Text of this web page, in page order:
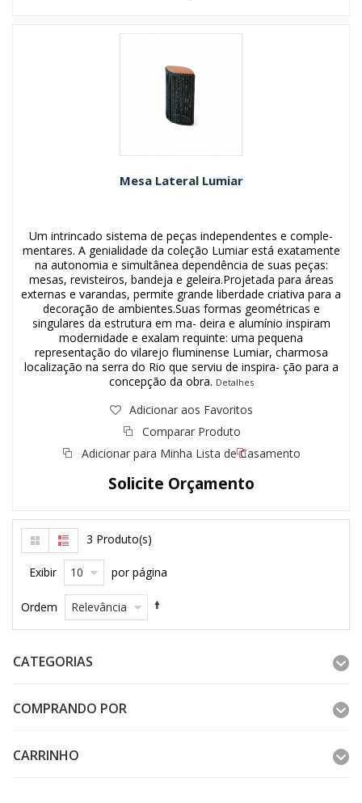
Mesa Lateral Lumiar
Um intrincado sistema de peças independentes e comple-
mentares. A genialidade da coleção Lumiar está exatamente
na autonomia e simultânea dependência de suas peças:
mesas, revisteiros, bandeja e geleira.Projetada para áreas
externas e varandas, permite grande liberdade criativa para a
decoração de ambientes.Suas formas geométricas e
singulares da estrutura em ma- deira e alumínio inspiram
modernidade e exalam requinte: uma pequena
representação do vilarejo fluminense Lumiar, charmosa
localização na serra do Rio que serviu de inspira- ção para a
concepção da obra. Detalhes
Adicionar aos Favoritos
Comparar Produto
Adicionar para Minha Lista de Casamento
Solicite Orçamento
3 Produto(s)
Exibir 10 por página
Ordem Relevância
CATEGORIAS
COMPRANDO POR
CARRINHO